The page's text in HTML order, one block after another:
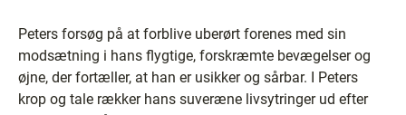
Peters forsøg på at forblive uberørt forenes med sin
modsætning i hans flygtige, forskræmte bevægelser og
øjne, der fortæller, at han er usikker og sårbar. I Peters
krop og tale rækker hans suveræne livsytringer ud efter